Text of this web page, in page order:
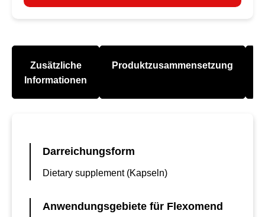
Zusätzliche
Informationen
Produktzusammensetzung
Darreichungsform
Dietary supplement (Kapseln)
Anwendungsgebiete für Flexomend